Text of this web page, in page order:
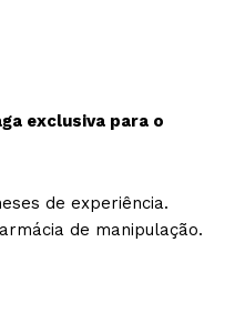
exclusiva para o
de experiência.
de manipulação.